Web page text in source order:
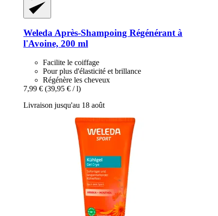
Weleda Après-​Shampoing Régénérant à
l'Avoine, 200 ml
Facilite le coiffage
Pour plus d'élasticité et brillance
Régénère les cheveux
7,99 € (39,95 € / l)
Livraison jusqu'au 18 août